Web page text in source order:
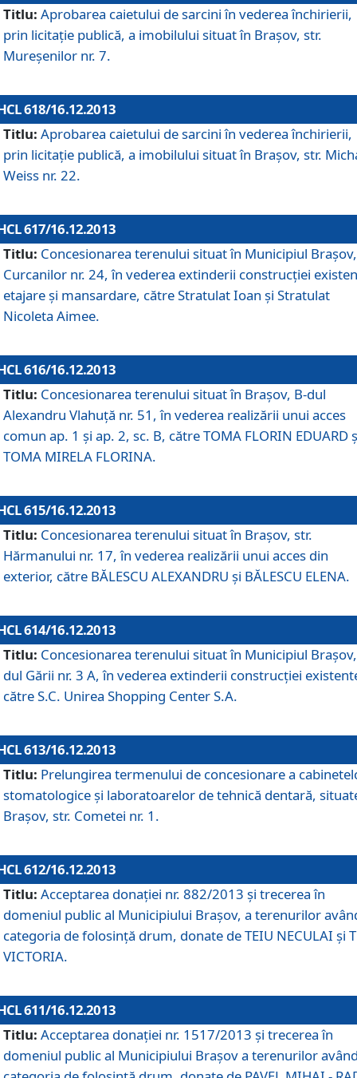
Titlu: Aprobarea caietului de sarcini în vederea închirierii,
prin licitaţie publică, a imobilului situat în Braşov, str.
Mureşenilor nr. 7.
618/16.12.2013
Titlu: Aprobarea caietului de sarcini în vederea închirierii,
prin licitaţie publică, a imobilului situat în Braşov, str.
Weiss nr. 22.
617/16.12.2013
Titlu: Concesionarea terenului situat în Municipiul
Curcanilor nr. 24, în vederea extinderii construcţiei
etajare şi mansardare, către Stratulat Ioan şi Stratulat
Nicoleta Aimee.
616/16.12.2013
Titlu: Concesionarea terenului situat în Braşov, B-dul
Alexandru Vlahuţă nr. 51, în vederea realizării unui acces
comun ap. 1 şi ap. 2, sc. B, către TOMA FLORIN EDUARD
TOMA MIRELA FLORINA.
615/16.12.2013
Titlu: Concesionarea terenului situat în Braşov, str.
Hărmanului nr. 17, în vederea realizării unui acces din
exterior, către BĂLESCU ALEXANDRU şi BĂLESCU ELENA.
614/16.12.2013
Titlu: Concesionarea terenului situat în Municipiul
dul Gării nr. 3 A, în vederea extinderii construcţiei
către S.C. Unirea Shopping Center S.A.
613/16.12.2013
Titlu: Prelungirea termenului de concesionare a
stomatologice şi laboratoarelor de tehnică dentară,
Braşov, str. Cometei nr. 1.
612/16.12.2013
Titlu: Acceptarea donaţiei nr. 882/2013 şi trecerea în
domeniul public al Municipiului Braşov, a terenurilor
categoria de folosinţă drum, donate de TEIU NECULAI şi
VICTORIA.
611/16.12.2013
Titlu: Acceptarea donaţiei nr. 1517/2013 şi trecerea în
domeniul public al Municipiului Braşov a terenurilor